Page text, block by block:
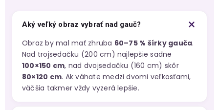
Aký veľký obraz vybrať nad gauč?
Obraz by mal mať zhruba 60–75 % šírky gauča.
Nad trojsedačku (200 cm) najlepšie sadne
100×150 cm, nad dvojsedačku (160 cm) skôr
80×120 cm. Ak váhate medzi dvomi veľkosťami,
väčšia takmer vždy vyzerá lepšie.